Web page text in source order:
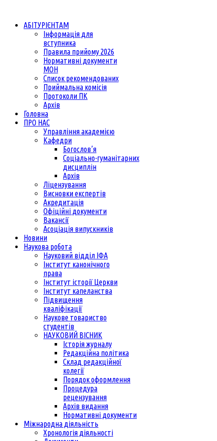
АБІТУРІЄНТАМ
Інформація для
вступника
Правила прийому 2026
Нормативні документи
МОН
Список рекомендованих
Приймальна комісія
Протоколи ПК
Архів
Головна
ПРО НАС
Управління академією
Кафедри
Богослов’я
Соціально-гуманітарних
дисциплін
Архів
Ліцензування
Висновки експертів
Акредитація
Офіційні документи
Вакансії
Асоціація випускників
Новини
Наукова робота
Науковий відділ ІФА
Інститут канонічного
права
Інститут історії Церкви
Інститут капеланства
Підвищення
кваліфікації
Наукове товариство
студентів
НАУКОВИЙ ВІСНИК
Історія журналу
Редакційна політика
Склад редакційної
колегії
Порядок оформлення
Процедура
рецензування
Архів видання
Нормативні документи
Міжнародна діяльність
Хронологія діяльності